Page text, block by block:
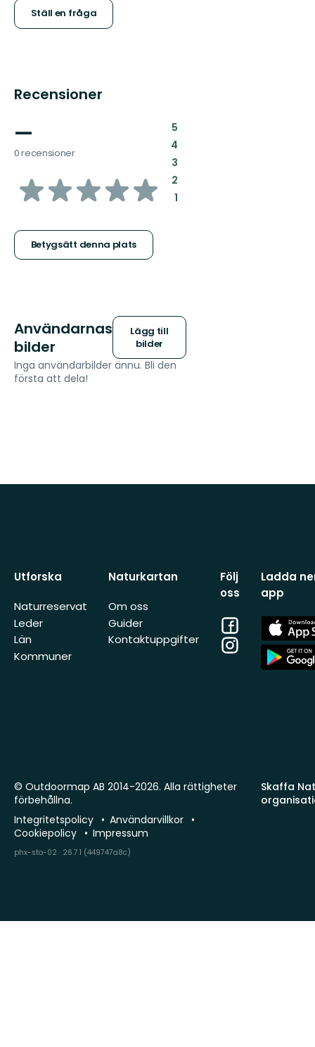
Ställ en fråga
Recensioner
—
0 recensioner
av
stjärnor
Betygsätt denna plats
5:
4:
3:
2:
1:
Användarnas
bilder
Lägg till
bilder
Inga användarbilder ännu. Bli den
första att dela!
Utforska
Naturreservat
Leder
Län
Kommuner
Naturkartan
Om oss
Guider
Kontaktuppgifter
Följ
oss
Facebook
Instagram
Ladda
app
App
Store
App
Store
Skaffa
© Outdoormap AB 2014-2026. Alla rättigheter
förbehållna.
Integritetspolicy
Användarvillkor
Cookiepolicy
Impressum
phx-sto-02 · 26.7.1 (449747a8c)